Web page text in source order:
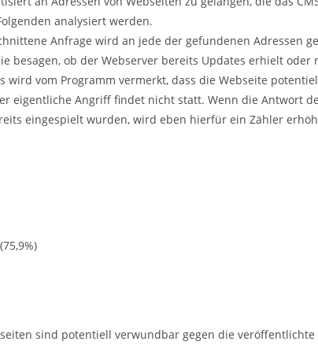
analysiert werden.
Anfrage wird an jede der gefundenen Adressen
besagen, ob der Webserver bereits Updates erhielt oder
wird vom Programm vermerkt, dass die Webseite
eigentliche Angriff findet nicht statt. Wenn die Antwort
eingespielt wurden, wird eben hierfür ein Zähler
sind potentiell verwundbar gegen die veröffentlichte